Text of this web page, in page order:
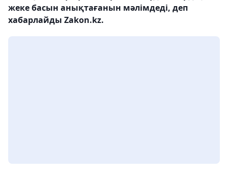
жеке басын анықтағанын мәлімдеді, деп
хабарлайды Zakon.kz.